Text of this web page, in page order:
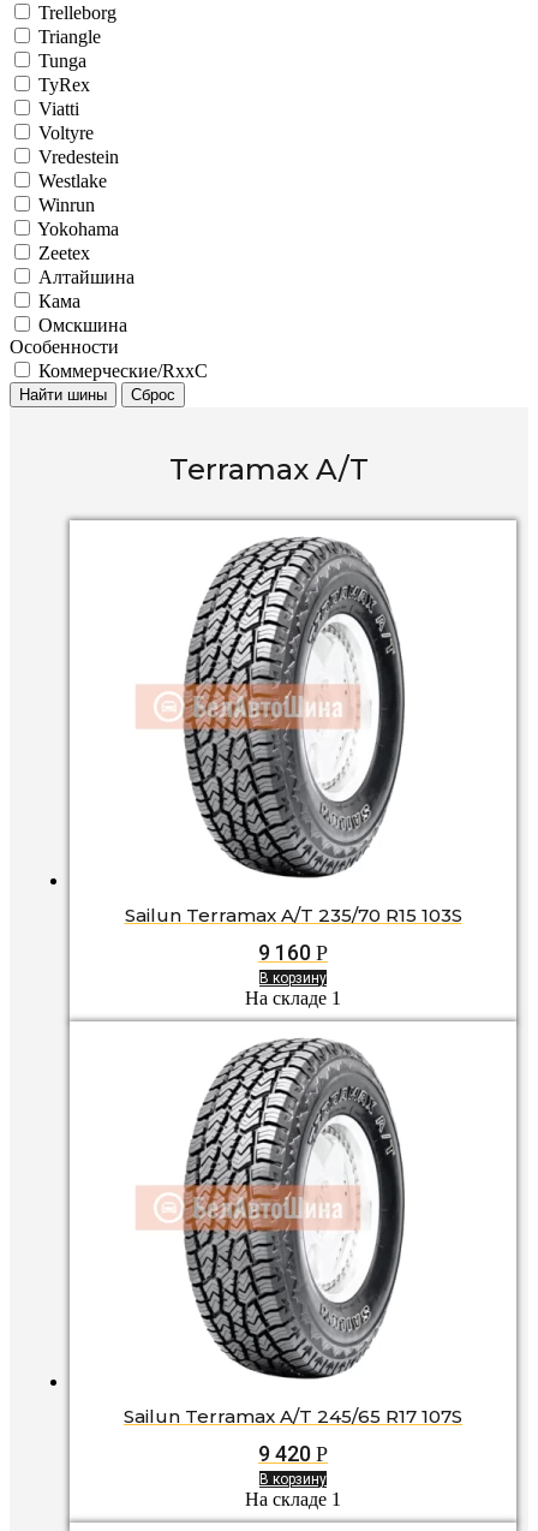
Trelleborg
Triangle
Tunga
TyRex
Viatti
Voltyre
Vredestein
Westlake
Winrun
Yokohama
Zeetex
Алтайшина
Кама
Омскшина
Особенности
Коммерческие/RxxC
Найти шины Сброс
Terramax A/T
Sailun Terramax A/T 235/70 R15 103S
9 160 Р
В корзину
На складе 1
Sailun Terramax A/T 245/65 R17 107S
9 420 Р
В корзину
На складе 1